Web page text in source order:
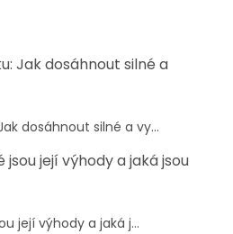
Jak dosáhnout silné a
dosáhnout silné a vy...
její výhody a jaká jsou
její výhody a jaká j...